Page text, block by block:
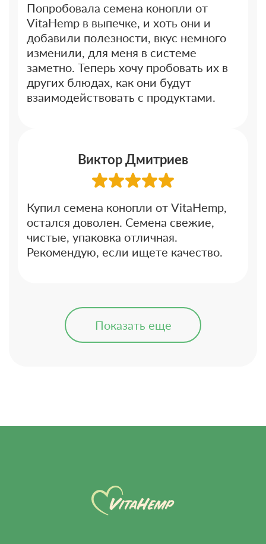
Попробовала семена конопли от
VitaHemp в выпечке, и хоть они и
добавили полезности, вкус немного
изменили, для меня в системе
заметно. Теперь хочу пробовать их в
других блюдах, как они будут
взаимодействовать с продуктами.
Виктор Дмитриев
Купил семена конопли от VitaHemp,
остался доволен. Семена свежие,
чистые, упаковка отличная.
Рекомендую, если ищете качество.
Показать еще